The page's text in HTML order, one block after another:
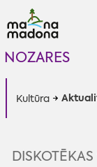
NOZARES
Kultūra